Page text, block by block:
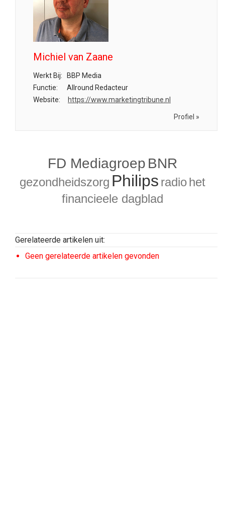
Michiel van Zaane
Werkt Bij:
BBP Media
Functie:
Allround Redacteur
Website:
https://www.marketingtribune.nl
Profiel »
FD Mediagroep BNR
gezondheidszorg Philips radiohet
financieele dagblad
Gerelateerde artikelen uit:
Geen gerelateerde artikelen gevonden